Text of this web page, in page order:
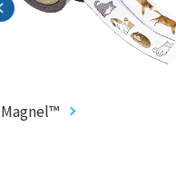
Magnel™